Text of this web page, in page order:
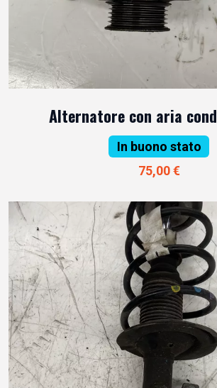
Alternatore con aria
In buono stato
75,00 €